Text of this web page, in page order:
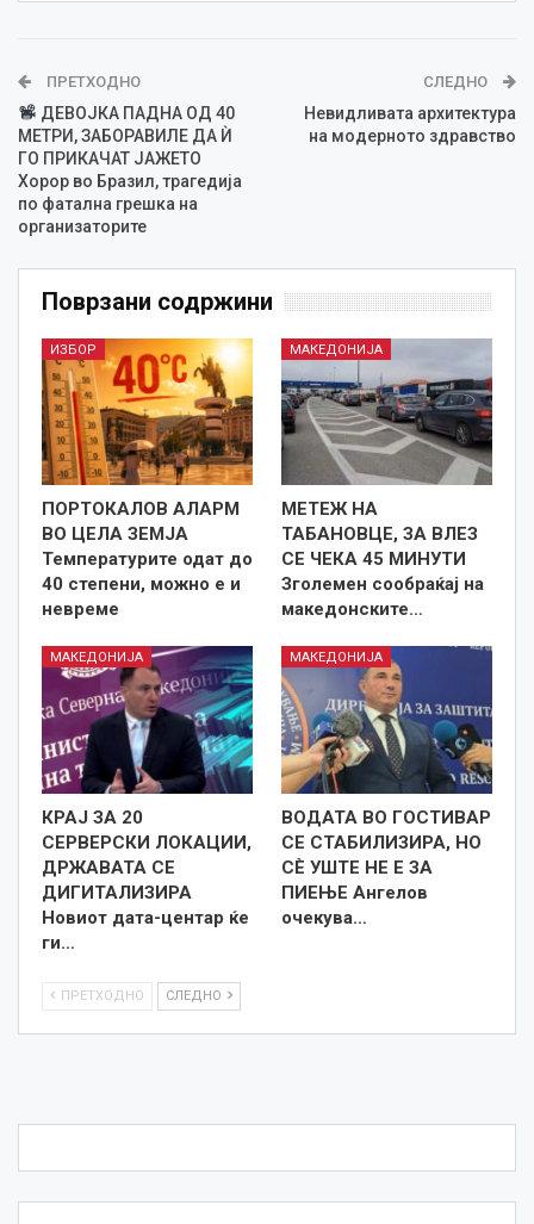
ПРЕТХОДНО
ДЕВОЈКА ПАДНА ОД 40
МЕТРИ, ЗАБОРАВИЛЕ ДА Ѝ
ГО ПРИКАЧАТ ЈАЖЕТО
Хорор во Бразил, трагедија
по фатална грешка на
организаторите
СЛЕДНО
Невидливата архитектура
на модерното здравство
Поврзани содржини
ИЗБОР
ПОРТОКАЛОВ АЛАРМ
ВО ЦЕЛА ЗЕМЈА
Температурите одат до
40 степени, можно е и
невреме
МАКЕДОНИЈА
МЕТЕЖ НА
ТАБАНОВЦЕ, ЗА ВЛЕЗ
СЕ ЧЕКА 45 МИНУТИ
Зголемен сообраќај на
македонските…
МАКЕДОНИЈА
КРАЈ ЗА 20
СЕРВЕРСКИ ЛОКАЦИИ,
ДРЖАВАТА СЕ
ДИГИТАЛИЗИРА
Новиот дата-центар ќе
ги…
МАКЕДОНИЈА
ВОДАТА ВО ГОСТИВАР
СЕ СТАБИЛИЗИРА, НО
СÈ УШТЕ НЕ Е ЗА
ПИЕЊЕ Ангелов
очекува…
ПРЕТХОДНО СЛЕДНО